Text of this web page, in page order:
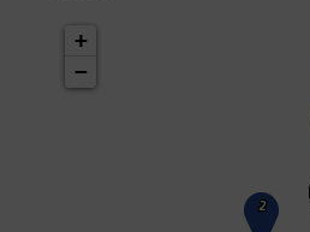
2
+
−